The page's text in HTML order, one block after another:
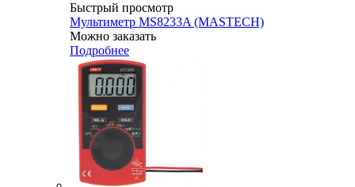
Быстрый просмотр
Мультиметр MS8233A (MASTECH)
Можно заказать
Подробнее